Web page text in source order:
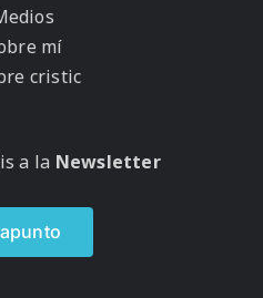
mí
cristic
a la Newsletter